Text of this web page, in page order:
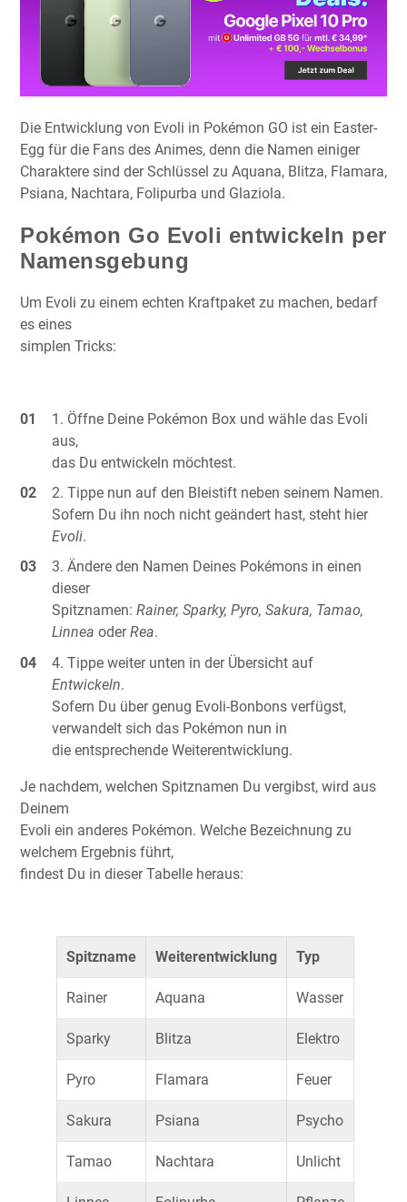
Die Entwicklung von Evoli in Pokémon GO ist ein Easter-
Egg für die Fans des Animes, denn die Namen einiger
Charaktere sind der Schlüssel zu Aquana, Blitza, Flamara,
Psiana, Nachtara, Folipurba und Glaziola.
Pokémon Go Evoli entwickeln per
Namensgebung
Um Evoli zu einem echten Kraftpaket zu machen, bedarf
es eines
simplen Tricks:
Öffne Deine Pokémon Box und wähle das Evoli
aus,
das Du entwickeln möchtest.
Tippe nun auf den Bleistift neben seinem Namen.
Sofern Du ihn noch nicht geändert hast, steht hier
Evoli.
Ändere den Namen Deines Pokémons in einen
dieser
Spitznamen:Rainer, Sparky, Pyro, Sakura, Tamao,
LinneaoderRea.
Tippe weiter unten in der Übersicht auf
Entwickeln.
Sofern Du über genug Evoli-Bonbons verfügst,
verwandelt sich das Pokémon nun in
die entsprechende Weiterentwicklung.
Je nachdem, welchen Spitznamen Du vergibst, wird aus
Deinem
Evoli ein anderes Pokémon. Welche Bezeichnung zu
welchem Ergebnis führt,
findest Du in dieser Tabelle heraus:
Spitzname Weiterentwicklung Typ
Rainer Aquana Wasser
Sparky Blitza Elektro
Pyro Flamara Feuer
Sakura Psiana Psycho
Tamao Nachtara Unlicht